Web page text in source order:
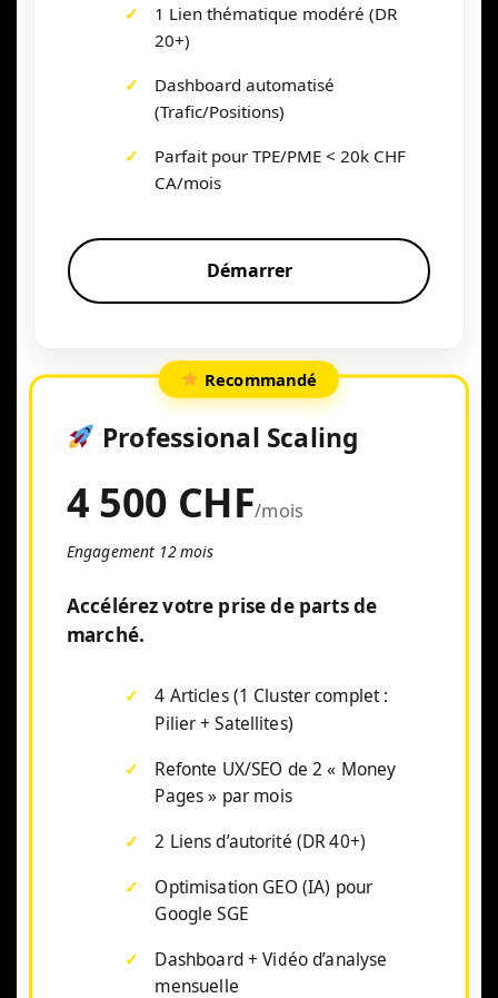
1 Lien thématique modéré (DR
20+)
Dashboard automatisé
(Trafic/Positions)
Parfait pour TPE/PME < 20k CHF
CA/mois
Démarrer
Recommandé
Professional Scaling
4 500 CHF/mois
Engagement 12 mois
Accélérez votre prise de parts de
marché.
4 Articles (1 Cluster complet :
Pilier + Satellites)
Refonte UX/SEO de 2 « Money
Pages » par mois
2 Liens d’autorité (DR 40+)
Optimisation GEO (IA) pour
Google SGE
Dashboard + Vidéo d’analyse
mensuelle